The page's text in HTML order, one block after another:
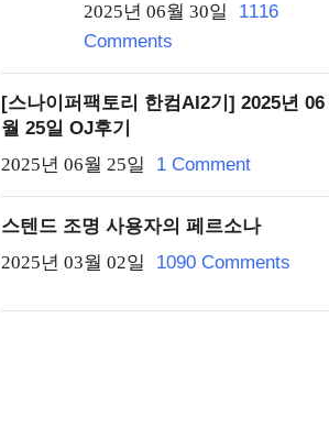
2025년 06월 30일
1116
Comments
[스나이퍼팩토리 한컴AI2기] 2025년 06
월 25일 OJ후기
2025년 06월 25일
1 Comment
스텐드 조명 사용자의 페르소나
2025년 03월 02일
1090 Comments